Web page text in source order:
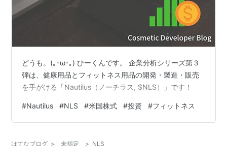
どうも。(｡･ω･｡) ひーくんです。 企業分析シリーズ第３
弾は、健康用品とフィットネス用品の開発・製造・販売
を手がける「Nautilus（ノーチラス, $NLS）」です！
#Nautilus #NLS #米国株式 #投資 #フィットネス
はてなブログ > 未指定 > NLS